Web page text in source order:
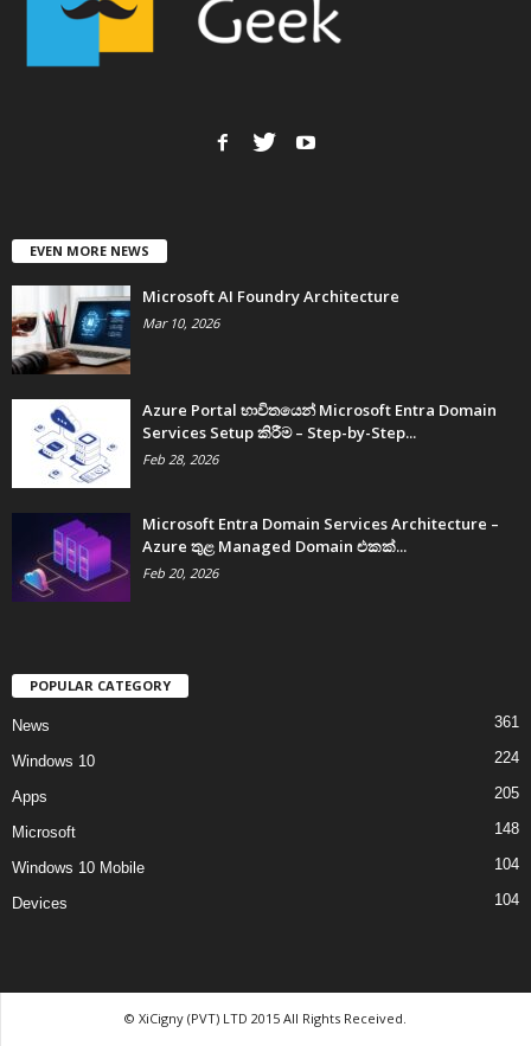
EVEN MORE NEWS
Microsoft AI Foundry Architecture
Mar 10, 2026
Azure Portal භාවිතයෙන් Microsoft Entra Domain
Services Setup කිරීම – Step-by-Step...
Feb 28, 2026
Microsoft Entra Domain Services Architecture –
Azure තුළ Managed Domain එකක්...
Feb 20, 2026
POPULAR CATEGORY
News 361
Windows 10 224
Apps 205
Microsoft 148
Windows 10 Mobile 104
Devices 104
© XiCigny (PVT) LTD 2015 All Rights Received.